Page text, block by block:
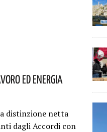
Ed Energia
distinzione netta
dagli Accordi con